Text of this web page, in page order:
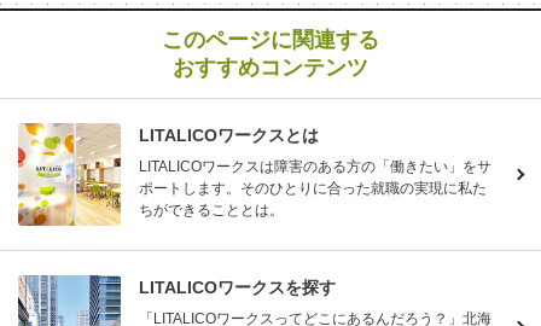
このページに関連する
おすすめコンテンツ
LITALICOワークスとは
LITALICOワークスは障害のある方の「働きたい」をサ
ポートします。そのひとりに合った就職の実現に私た
ちができることとは。
LITALICOワークスを探す
「LITALICOワークスってどこにあるんだろう？」北海